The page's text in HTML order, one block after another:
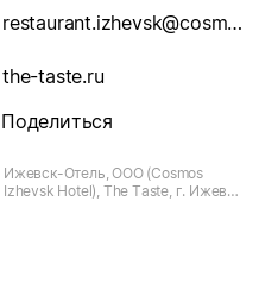
restaurant.izhevsk@cosmoshotels.ru
the-taste.ru
Поделиться
Ижевск-Отель, ООО (Cosmos
Izhevsk Hotel), The Taste, г. Ижевск,